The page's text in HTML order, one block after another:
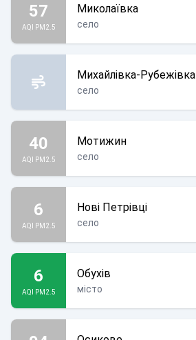
57
AQI PM2.5
Миколаївка
село
Михайлівка-Рубежівка
село
40
AQI PM2.5
Мотижин
село
6
AQI PM2.5
Нові Петрівці
село
6
AQI PM2.5
Обухів
місто